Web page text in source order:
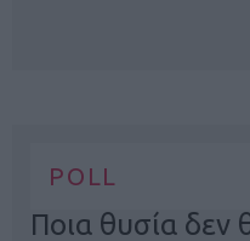
POLL
Ποια θυσία δεν